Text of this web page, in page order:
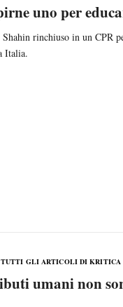
uno per
rinchiuso in un CPR
Italia.
TUTTI GLI ARTICOLI DI KRITICA
umani non